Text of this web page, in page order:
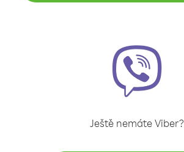
Ještě nemáte Viber?